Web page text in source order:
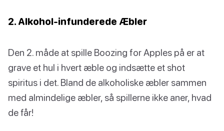
2. Alkohol-infunderede Æbler
Den 2. måde at spille Boozing for Apples på er at
grave et hul i hvert æble og indsætte et shot
spiritus i det. Bland de alkoholiske æbler sammen
med almindelige æbler, så spillerne ikke aner, hvad
de får!